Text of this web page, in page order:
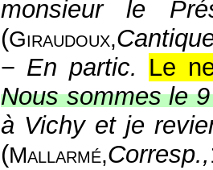
monsieur le
(Giraudoux,
− En partic. Le
Nous sommes le
à Vichy et je
(Mallarmé,Corresp.,